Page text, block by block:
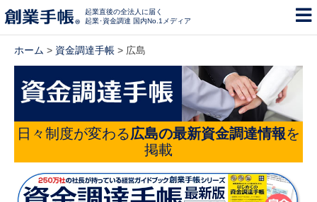
起業直後の全法人に届く
起業･資金調達 国内No.1メディア
ホーム > 資金調達手帳 > 広島
日々制度が変わる広島の最新資金調達情報を
掲載